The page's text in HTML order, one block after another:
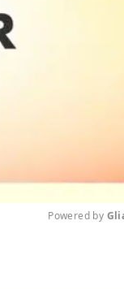
Powered by